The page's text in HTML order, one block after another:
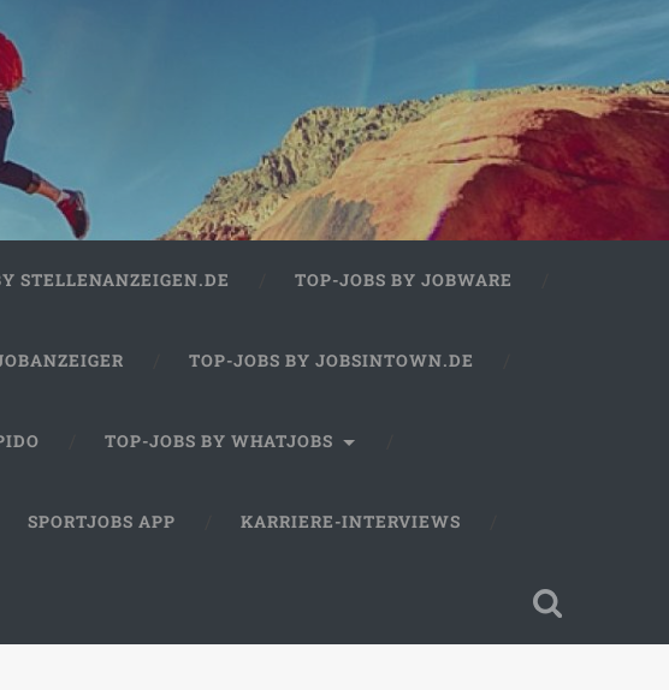
STELLENANZEIGEN.DE TOP-JOBS BY JOBWARE
TOP-JOBS BY JOBSINTOWN.DE
TOP-JOBS BY WHATJOBS
SPORTJOBS APP KARRIERE-INTERVIEWS